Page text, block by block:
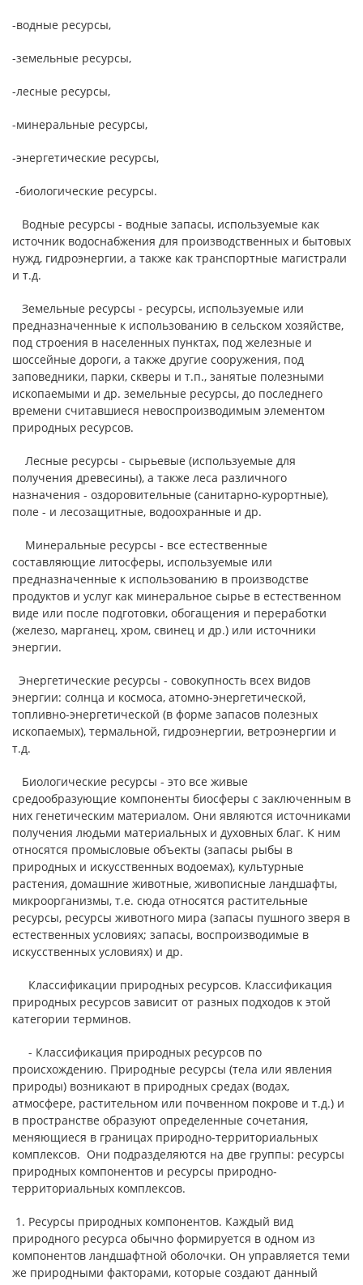
-водные ресурсы,
-земельные ресурсы,
-лесные ресурсы,
-минеральные ресурсы,
-энергетические ресурсы,
-биологические ресурсы.
Водные ресурсы - водные запасы, используемые как
источник водоснабжения для производственных и бытовых
нужд, гидроэнергии, а также как транспортные магистрали
и т.д.
Земельные ресурсы - ресурсы, используемые или
предназначенные к использованию в сельском хозяйстве,
под строения в населенных пунктах, под железные и
шоссейные дороги, а также другие сооружения, под
заповедники, парки, скверы и т.п., занятые полезными
ископаемыми и др. земельные ресурсы, до последнего
времени считавшиеся невоспроизводимым элементом
природных ресурсов.
Лесные ресурсы - сырьевые (используемые для
получения древесины), а также леса различного
назначения - оздоровительные (санитарно-курортные),
поле - и лесозащитные, водоохранные и др.
Минеральные ресурсы - все естественные
составляющие литосферы, используемые или
предназначенные к использованию в производстве
продуктов и услуг как минеральное сырье в естественном
виде или после подготовки, обогащения и переработки
(железо, марганец, хром, свинец и др.) или источники
энергии.
Энергетические ресурсы - совокупность всех видов
энергии: солнца и космоса, атомно-энергетической,
топливно-энергетической (в форме запасов полезных
ископаемых), термальной, гидроэнергии, ветроэнергии и
т.д.
Биологические ресурсы - это все живые
средообразующие компоненты биосферы с заключенным в
них генетическим материалом. Они являются источниками
получения людьми материальных и духовных благ. К ним
относятся промысловые объекты (запасы рыбы в
природных и искусственных водоемах), культурные
растения, домашние животные, живописные ландшафты,
микроорганизмы, т.е. сюда относятся растительные
ресурсы, ресурсы животного мира (запасы пушного зверя в
естественных условиях; запасы, воспроизводимые в
искусственных условиях) и др.
Классификации природных ресурсов. Классификация
природных ресурсов зависит от разных подходов к этой
категории терминов.
- Классификация природных ресурсов по
происхождению. Природные ресурсы (тела или явления
природы) возникают в природных средах (водах,
атмосфере, растительном или почвенном покрове и т.д.) и
в пространстве образуют определенные сочетания,
меняющиеся в границах природно-территориальных
комплексов. Они подразделяются на две группы: ресурсы
природных компонентов и ресурсы природно-
территориальных комплексов.
1. Ресурсы природных компонентов. Каждый вид
природного ресурса обычно формируется в одном из
компонентов ландшафтной оболочки. Он управляется теми
же природными факторами, которые создают данный